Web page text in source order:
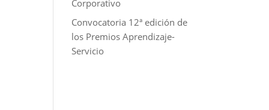
Corporativo
Convocatoria 12ª edición de
los Premios Aprendizaje-
Servicio